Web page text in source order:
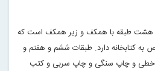
هشت طبقه با همکف و زیر همکف است که
کتابخانه دارد. طبقات ششم و هفتم و
و چاپ سنگی و چاپ سربی و کتب